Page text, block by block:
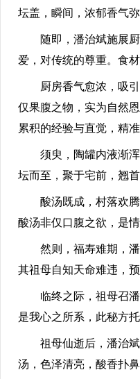
坛盖，瞬间，浓郁香气
随即，潘治斌施展厨
爱，对传统的尊重。食
厨房香气愈浓，吸引
仅果腹之物，实为自然
累积的经验与直觉，精
须臾，陶罐内液渐浑
坛而至，聚于宅前，翘
酸汤既成，村落欢腾
酸汤非仅口腹之欲，是
然则，福寿难期，潘
其祖母自知天命难违，
临终之际，祖母召潘
是我心之所系，此秘方
祖母仙逝后，潘治斌
汤，色泽清亮，酸香扑